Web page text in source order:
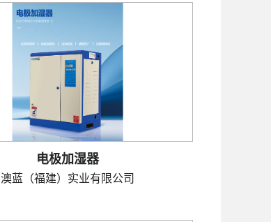
电极加湿器
澳蓝（福建）实业有限公司